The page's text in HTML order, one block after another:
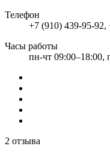
Телефон
+7 (910) 439-95-92,
Часы работы
пн-чт 09:00–18:00,
2 отзыва